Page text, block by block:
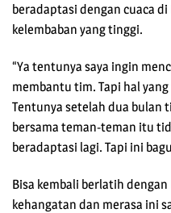
beradaptasi dengan cuaca
kelembaban yang tinggi.
“Ya tentunya saya ingin
membantu tim. Tapi hal
Tentunya setelah dua bulan
bersama teman-teman itu
beradaptasi lagi. Tapi ini
Bisa kembali berlatih dengan
kehangatan dan merasa ini